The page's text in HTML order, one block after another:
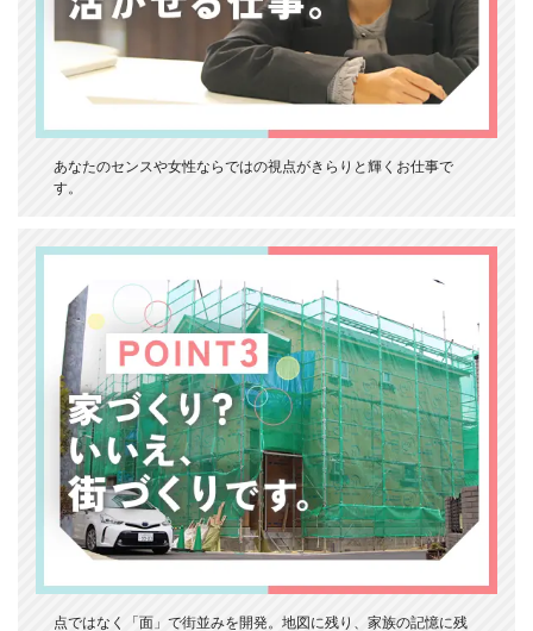
あなたのセンスや女性ならではの視点がきらりと輝くお仕事で
す。
点ではなく「面」で街並みを開発。地図に残り、家族の記憶に残